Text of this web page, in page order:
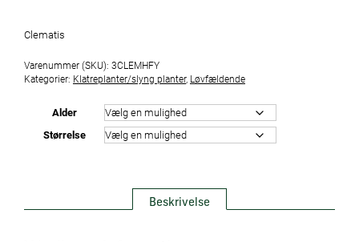
Clematis
Varenummer (SKU): 3CLEMHFY
Kategorier: Klatreplanter/slyng planter, Løvfældende
Alder
Størrelse
Beskrivelse